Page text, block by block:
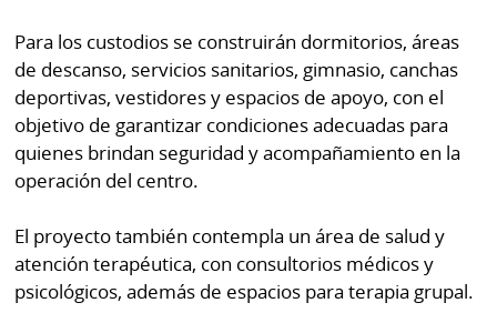
Para los custodios se construirán dormitorios, áreas
de descanso, servicios sanitarios, gimnasio, canchas
deportivas, vestidores y espacios de apoyo, con el
objetivo de garantizar condiciones adecuadas para
quienes brindan seguridad y acompañamiento en la
operación del centro.
El proyecto también contempla un área de salud y
atención terapéutica, con consultorios médicos y
psicológicos, además de espacios para terapia grupal.